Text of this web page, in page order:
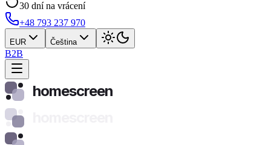
30 dní na vrácení
+48 793 237 970
EUR Čeština
B2B
homescreen